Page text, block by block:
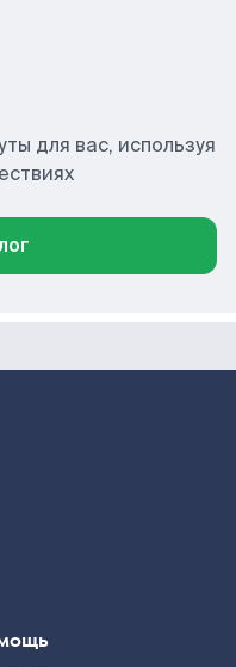
для вас, используя